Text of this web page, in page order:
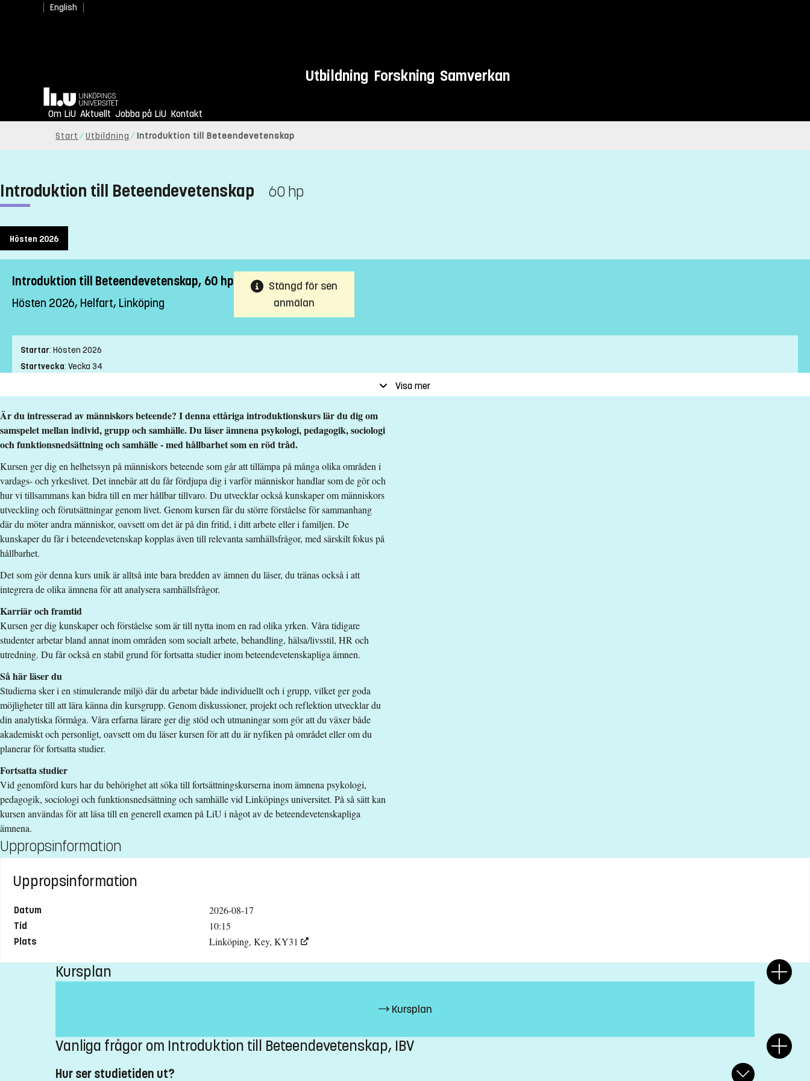
English
Utbildning Forskning Samverkan
Hem
Om LiU Aktuellt Jobba på LiU Kontakt
Start Utbildning Introduktion till Beteendevetenskap
Introduktion till Beteendevetenskap 60 hp
Hösten 2026
Introduktion till Beteendevetenskap, 60 hp
Hösten 2026, Helfart, Linköping
Stängd för sen
anmälan
Startar: Hösten 2026
Startvecka: Vecka 34
Ort:Linköping
Studietakt:Helfart
Nivå:Grundnivå
Studieform:Campusförlagd
Undervisningstid:Dagtid
Undervisningsspråk:Svenska
Anmälningskod:LIU-41210
Antal platser:30
Särskilda förkunskapskrav
Grundläggande behörighet på grundnivå
Urval
Betyg (33%) högskoleprov (33%) akademiska poäng (33%)
Studieavgift
Har du frågor om kursen, kontakta oss.
Per A. Andersson
per.a.andersson@liu.se
013-28 20 53
Sara Boodh
sara.boodh@liu.se
013-28 44 13
Sofia Eriksson
sofia.eriksson@liu.se
013-28 15 81
Kursplan
Visa mer
Är du intresserad av människors beteende? I denna ettåriga introduktionskurs lär du dig om
samspelet mellan individ, grupp och samhälle. Du läser ämnena psykologi, pedagogik, sociologi
och funktionsnedsättning och samhälle - med hållbarhet som en röd tråd.
Kursen ger dig en helhetssyn på människors beteende som går att tillämpa på många olika områden i
vardags- och yrkeslivet. Det innebär att du får fördjupa dig i varför människor handlar som de gör och
hur vi tillsammans kan bidra till en mer hållbar tillvaro. Du utvecklar också kunskaper om människors
utveckling och förutsättningar genom livet. Genom kursen får du större förståelse för sammanhang
där du möter andra människor, oavsett om det är på din fritid, i ditt arbete eller i familjen. De
kunskaper du får i beteendevetenskap kopplas även till relevanta samhällsfrågor, med särskilt fokus på
hållbarhet.
Det som gör denna kurs unik är alltså inte bara bredden av ämnen du läser, du tränas också i att
integrera de olika ämnena för att analysera samhällsfrågor.
Karriär och framtid
Kursen ger dig kunskaper och förståelse som är till nytta inom en rad olika yrken. Våra tidigare
studenter arbetar bland annat inom områden som socialt arbete, behandling, hälsa/livsstil, HR och
utredning. Du får också en stabil grund för fortsatta studier inom beteendevetenskapliga ämnen.
Så här läser du
Studierna sker i en stimulerande miljö där du arbetar både individuellt och i grupp, vilket ger goda
möjligheter till att lära känna din kursgrupp. Genom diskussioner, projekt och reflektion utvecklar du
din analytiska förmåga. Våra erfarna lärare ger dig stöd och utmaningar som gör att du växer både
akademiskt och personligt, oavsett om du läser kursen för att du är nyfiken på området eller om du
planerar för fortsatta studier.
Fortsatta studier
Vid genomförd kurs har du behörighet att söka till fortsättningskurserna inom ämnena psykologi,
pedagogik, sociologi och funktionsnedsättning och samhälle vid Linköpings universitet. På så sätt kan
kursen användas för att läsa till en generell examen på LiU i något av de beteendevetenskapliga
ämnena.
Uppropsinformation
Uppropsinformation
Datum 2026-08-17
Tid 10:15
Plats Linköping, Key, KY31
Kursplan
Kursplan
Vanliga frågor om Introduktion till Beteendevetenskap, IBV
Hur ser studietiden ut?